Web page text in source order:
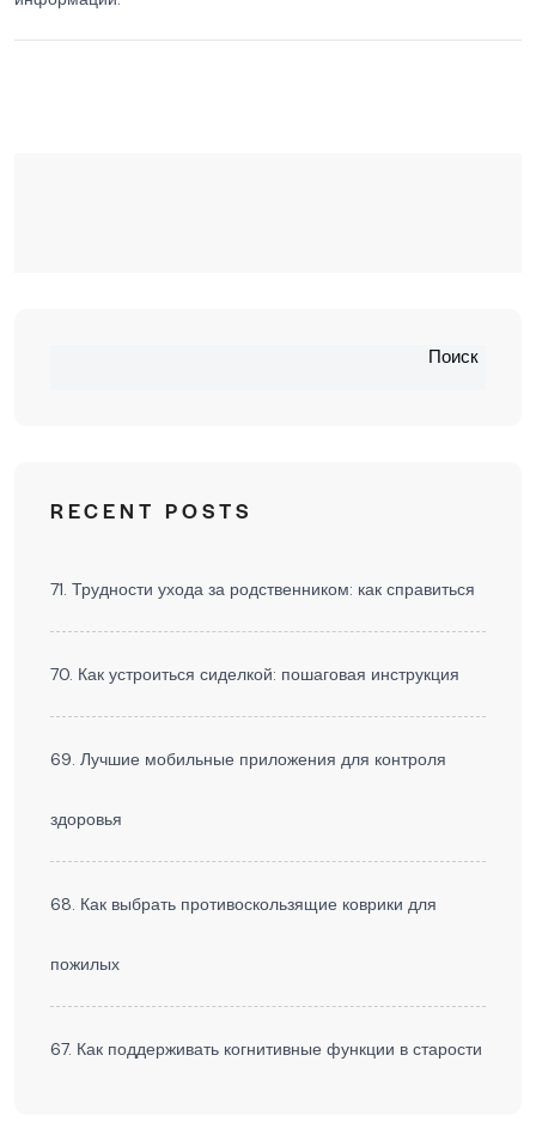
Поиск
RECENT POSTS
71. Трудности ухода за родственником: как справиться
70. Как устроиться сиделкой: пошаговая инструкция
69. Лучшие мобильные приложения для контроля
здоровья
68. Как выбрать противоскользящие коврики для
пожилых
67. Как поддерживать когнитивные функции в старости